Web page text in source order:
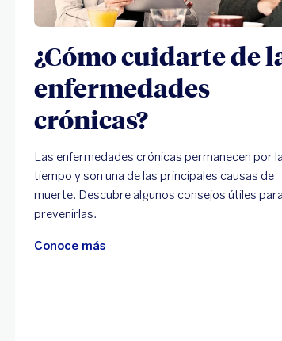
¿Cómo cuidarte de
enfermedades
crónicas?
Las enfermedades crónicas permanecen por
tiempo y son una de las principales causas de
muerte. Descubre algunos consejos útiles para
prevenirlas.
Conoce más